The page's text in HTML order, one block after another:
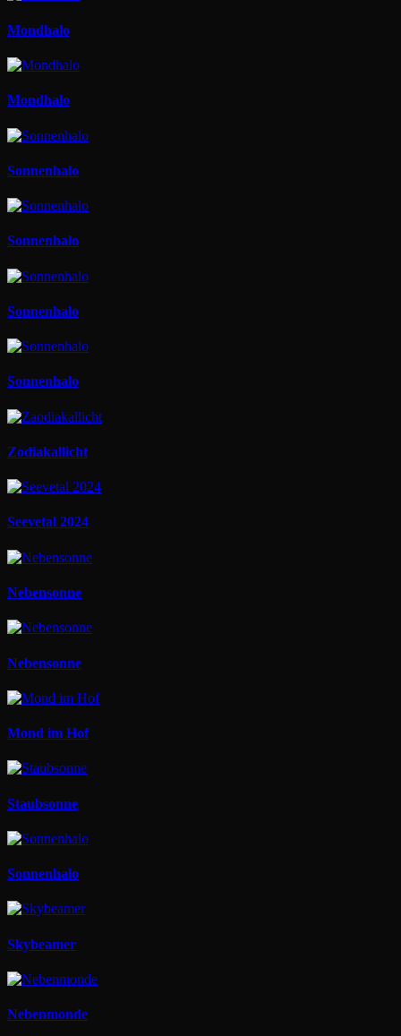
Mondhalo
Mondhalo
Sonnenhalo
Sonnenhalo
Sonnenhalo
Sonnenhalo
Zodiakallicht
Seevetal 2024
Nebensonne
Nebensonne
Mond im Hof
Staubsonne
Sonnenhalo
Skybeamer
Nebenmonde